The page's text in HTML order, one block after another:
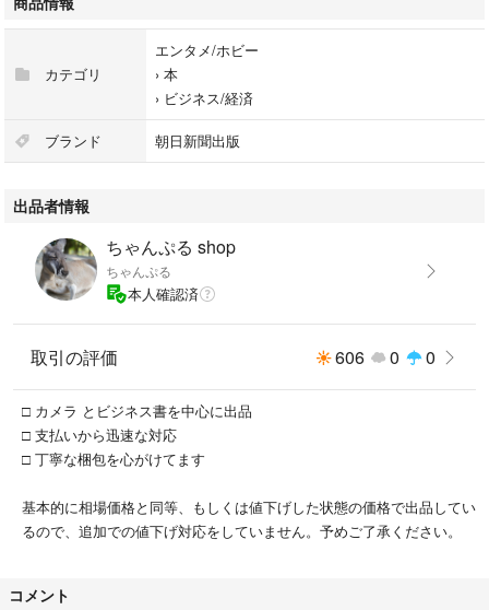
カテゴリ
エンタメ/ホビー
› 本
› ビジネス/経済
ブランド 朝日新聞出版
出品者情報
ちゃんぷる shop
ちゃんぷる
本人確認済
取引の評価 606 0 0
□ カメラ とビジネス書を中心に出品
□ 支払いから迅速な対応
□ 丁寧な梱包を心がけてます
基本的に相場価格と同等、もしくは値下げした状態の価格で出品してい
るので、追加での値下げ対応をしていません。予めご了承ください。
コメント